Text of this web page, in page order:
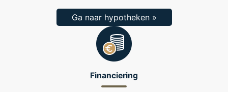
Ga naar hypotheken »
Financiering